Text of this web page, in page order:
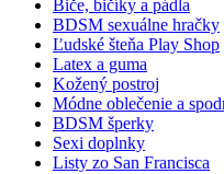
Biče, bičíky a pádla
BDSM sexuálne hračky
Ľudské šteňa Play Shop
Latex a guma
Kožený postroj
Módne oblečenie a
BDSM šperky
Sexi doplnky
Listy zo San Francisca